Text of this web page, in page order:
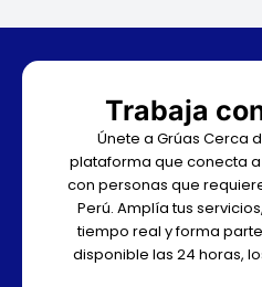
Trabaja
Únete a Grúas Cerca
plataforma que conecta
con personas que
Perú. Amplía tus
tiempo real y forma
disponible las 24 horas,